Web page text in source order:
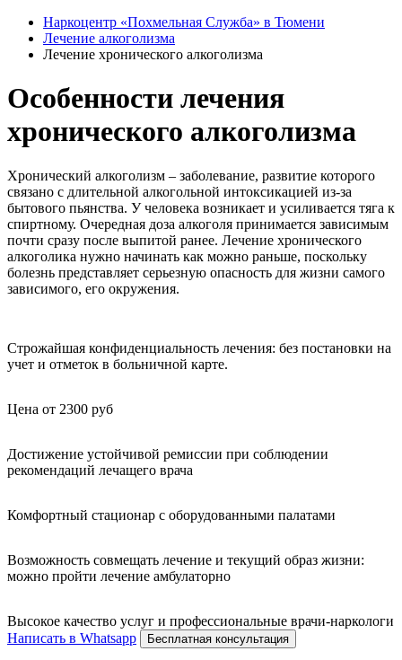
Наркоцентр «Похмельная Служба» в Тюмени
Лечение алкоголизма
Лечение хронического алкоголизма
Особенности лечения
хронического алкоголизма
Хронический алкоголизм – заболевание, развитие которого
связано с длительной алкогольной интоксикацией из-за
бытового пьянства. У человека возникает и усиливается тяга к
спиртному. Очередная доза алкоголя принимается зависимым
почти сразу после выпитой ранее. Лечение хронического
алкоголика нужно начинать как можно раньше, поскольку
болезнь представляет серьезную опасность для жизни самого
зависимого, его окружения.
Строжайшая конфиденциальность лечения: без постановки на
учет и отметок в больничной карте.
Цена от 2300 руб
Достижение устойчивой ремиссии при соблюдении
рекомендаций лечащего врача
Комфортный стационар с оборудованными палатами
Возможность совмещать лечение и текущий образ жизни:
можно пройти лечение амбулаторно
Высокое качество услуг и профессиональные врачи-наркологи
Написать в Whatsapp
Бесплатная консультация